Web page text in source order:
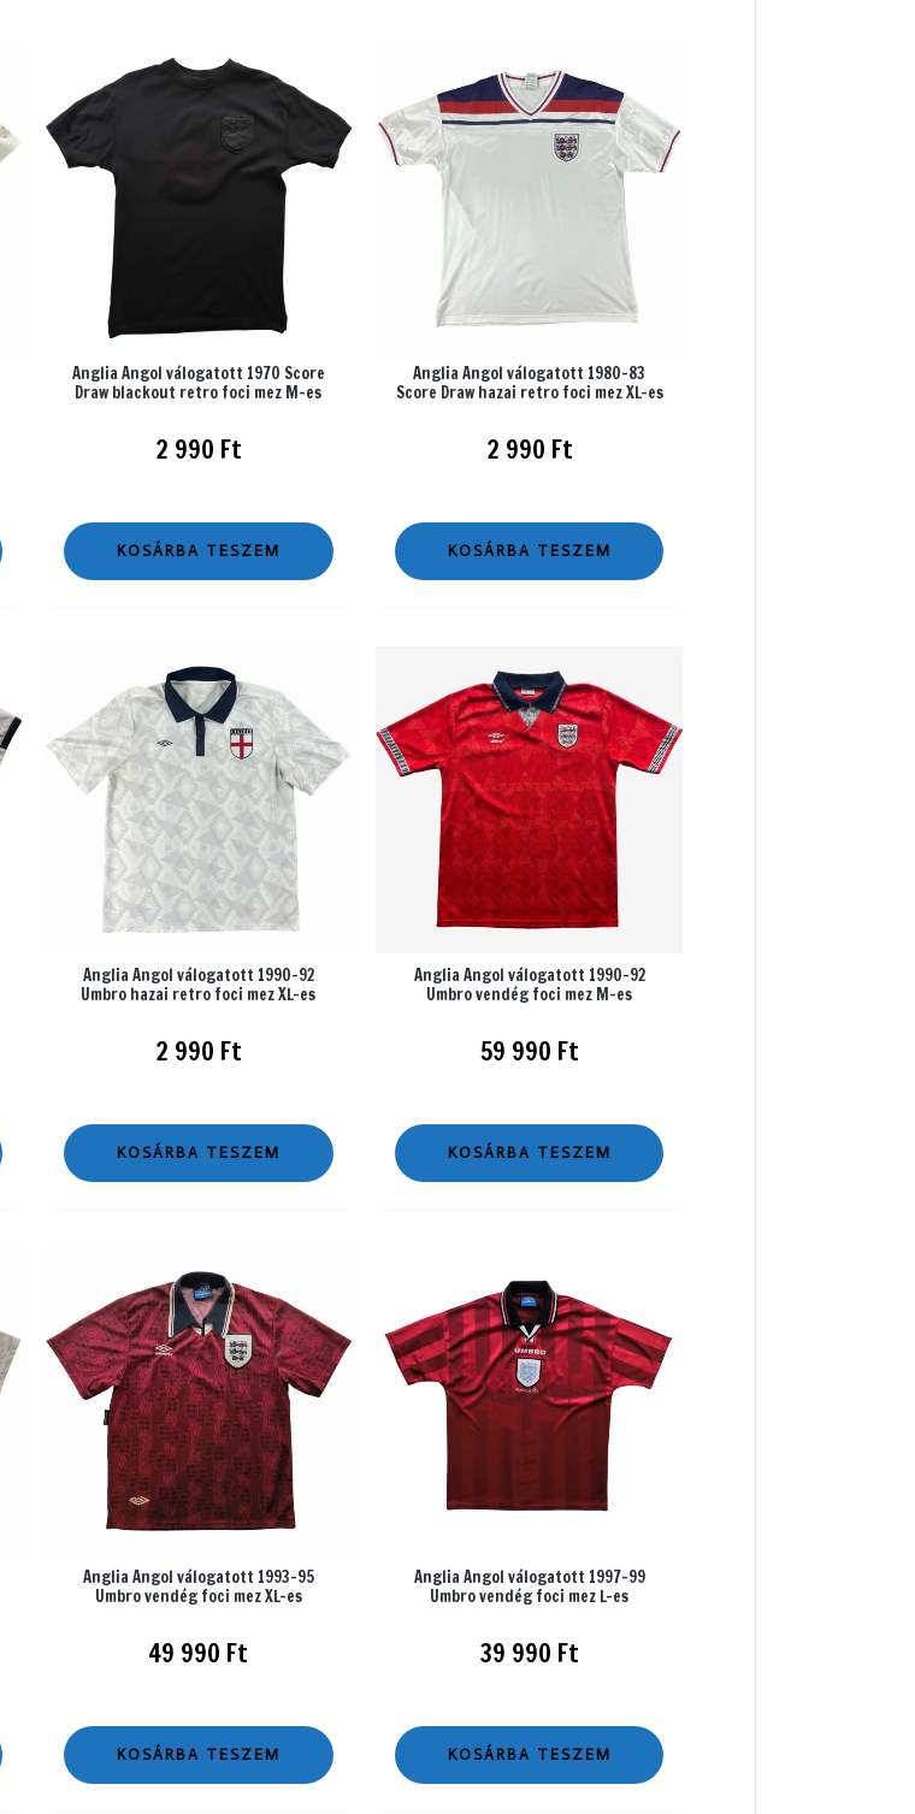
Anglia Angol válogatott 1970 Score
Draw blackout retro foci mez M-es
2 990 Ft
KOSÁRBA TESZEM
Anglia Angol válogatott 1980-83
Score Draw hazai retro foci mez XL-es
2 990 Ft
KOSÁRBA TESZEM
Anglia Angol válogatott 1990-92
Umbro hazai retro foci mez XL-es
2 990 Ft
KOSÁRBA TESZEM
Anglia Angol válogatott 1990-92
Umbro vendég foci mez M-es
59 990 Ft
KOSÁRBA TESZEM
Anglia Angol válogatott 1993-95
Umbro vendég foci mez XL-es
49 990 Ft
KOSÁRBA TESZEM
Anglia Angol válogatott 1997-99
Umbro vendég foci mez L-es
39 990 Ft
KOSÁRBA TESZEM